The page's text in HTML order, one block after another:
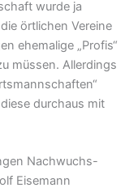
wurde ja
örtlichen Vereine
ehemalige „Profis“
müssen. Allerdings
durchaus mit
Nachwuchs-
Eisemann